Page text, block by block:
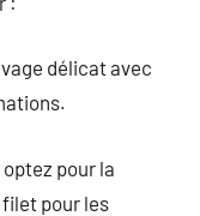
délicat avec
pour la
pour les